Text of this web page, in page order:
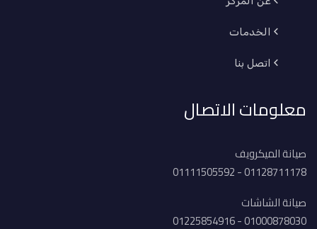
الخدمات
اتصل بنا
معلومات الاتصال
صيانة الميكرويف
01128711178 - 01111505592
صيانة الشاشات
01000878030 - 01225854916